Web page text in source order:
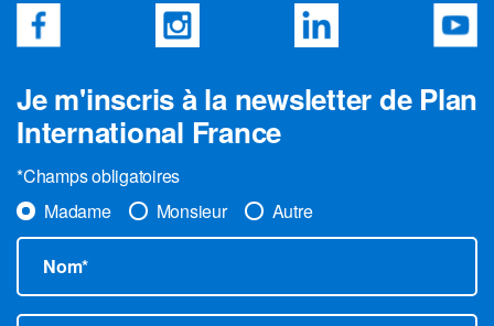
Je m'inscris à la newsletter de Plan
International France
*Champs obligatoires
Madame
Monsieur Autre
Nom*